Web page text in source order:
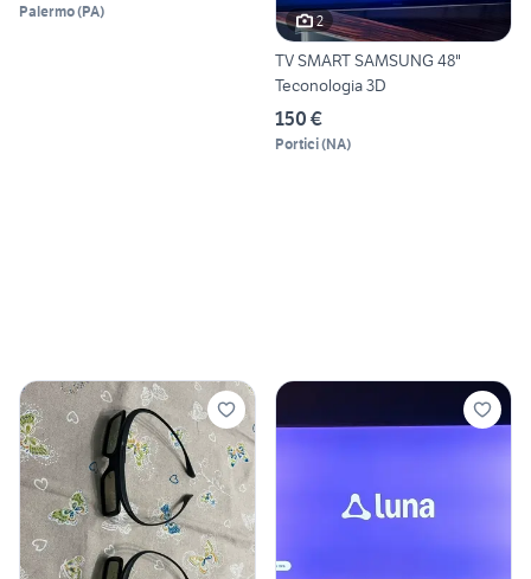
Palermo(PA)
2
TV SMART SAMSUNG 48"
Teconologia 3D
150 €
Portici(NA)